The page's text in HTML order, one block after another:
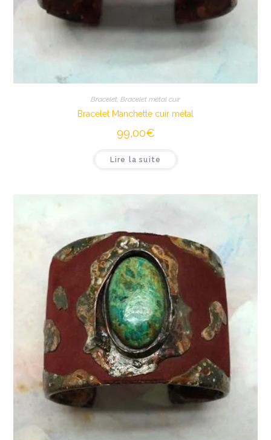
Bracelet, Bracelet métal cuir
Bracelet Manchette cuir métal
99,00€
Lire la suite